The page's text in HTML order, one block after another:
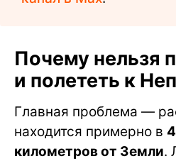
Почему нельзя
и полететь к
Главная проблема —
находится примерно в
километров от Земли.